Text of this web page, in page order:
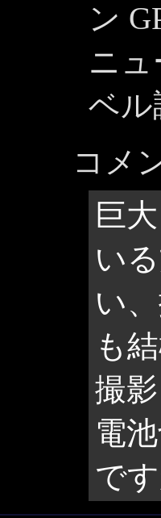
ン
ニ
ベル
コメ
巨
い
い
も
撮
電
で